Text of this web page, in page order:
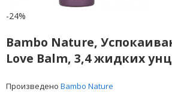
-24%
Bambo Nature,
Love Balm, 3,4 жидких
Произведено Bambo Nature